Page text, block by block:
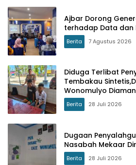
Ajbar Dorong
terhadap Data dan
Berita 7 Agustus 2026
Diduga Terlibat
Tembakau
Wonomulyo
Berita 28 Juli 2026
Dugaan
Nasabah Mekaar
Berita 28 Juli 2026